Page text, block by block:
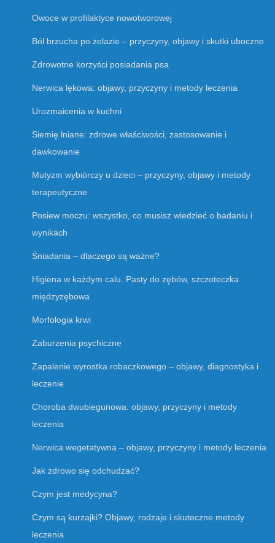
Owoce w profilaktyce nowotworowej
Ból brzucha po żelazie – przyczyny, objawy i skutki uboczne
Zdrowotne korzyści posiadania psa
Nerwica lękowa: objawy, przyczyny i metody leczenia
Urozmaicenia w kuchni
Siemię lniane: zdrowe właściwości, zastosowanie i
dawkowanie
Mutyzm wybiórczy u dzieci – przyczyny, objawy i metody
terapeutyczne
Posiew moczu: wszystko, co musisz wiedzieć o badaniu i
wynikach
Śniadania – dlaczego są ważne?
Higiena w każdym calu. Pasty do zębów, szczoteczka
międzyzębowa
Morfologia krwi
Zaburzenia psychiczne
Zapalenie wyrostka robaczkowego – objawy, diagnostyka i
leczenie
Choroba dwubiegunowa: objawy, przyczyny i metody
leczenia
Nerwica wegetatywna – objawy, przyczyny i metody leczenia
Jak zdrowo się odchudzać?
Czym jest medycyna?
Czym są kurzajki? Objawy, rodzaje i skuteczne metody
leczenia